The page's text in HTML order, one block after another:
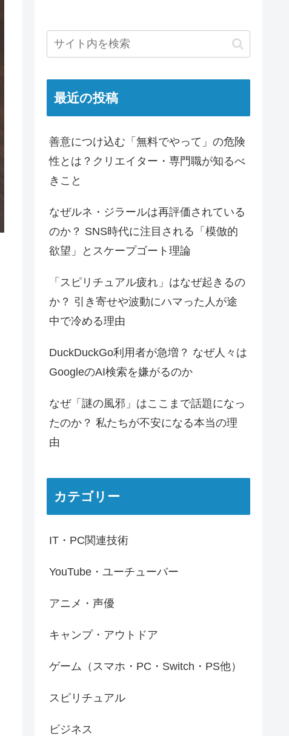
最近の投稿
善意につけ込む「無料でやって」の危険
性とは？クリエイター・専門職が知るべ
きこと
なぜルネ・ジラールは再評価されている
のか？ SNS時代に注目される「模倣的
欲望」とスケープゴート理論
「スピリチュアル疲れ」はなぜ起きるの
か？ 引き寄せや波動にハマった人が途
中で冷める理由
DuckDuckGo利用者が急増？ なぜ人々は
GoogleのAI検索を嫌がるのか
なぜ「謎の風邪」はここまで話題になっ
たのか？ 私たちが不安になる本当の理
由
カテゴリー
IT・PC関連技術
YouTube・ユーチューバー
アニメ・声優
キャンプ・アウトドア
ゲーム（スマホ・PC・Switch・PS他）
スピリチュアル
ビジネス